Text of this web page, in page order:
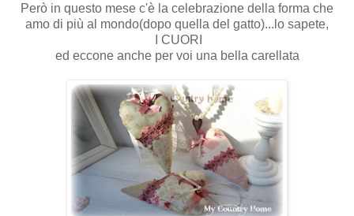
Però in questo mese c'è la celebrazione della forma che
amo di più al mondo(dopo quella del gatto)...lo sapete,
I CUORI
ed eccone anche per voi una bella carellata